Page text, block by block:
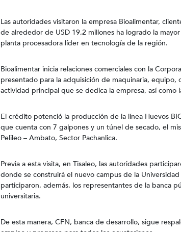
Las autoridades visitaron la empresa Bioalimentar,
de alrededor de USD 19,2 millones ha logrado la
planta procesadora líder en tecnología de la región.
Bioalimentar inicia relaciones comerciales con la
presentado para la adquisición de maquinaria,
actividad principal que se dedica la empresa, así como
El crédito potenció la producción de la línea Huevos
que cuenta con 7 galpones y un túnel de secado, el
Pelileo – Ambato, Sector Pachanlica.
Previa a esta visita, en Tisaleo, las autoridades
donde se construirá el nuevo campus de la
participaron, además, los representantes de la banca
universitaria.
De esta manera, CFN, banca de desarrollo, sigue